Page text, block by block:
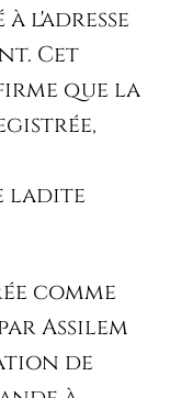
l'adresse
Cet
que la
ladite
comme
Assilem
de